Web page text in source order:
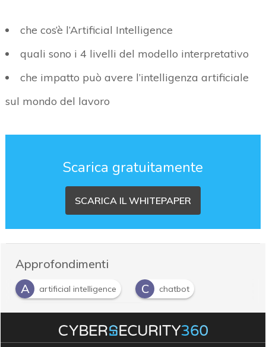
che cos’è l’Artificial Intelligence
quali sono i 4 livelli del modello interpretativo
che impatto può avere l’intelligenza artificiale
sul mondo del lavoro
Scarica gratuitamente
SCARICA IL WHITEPAPER
Approfondimenti
A
artificial intelligence C chatbot
I Intelligent Data Processing
intelligenza artificiale